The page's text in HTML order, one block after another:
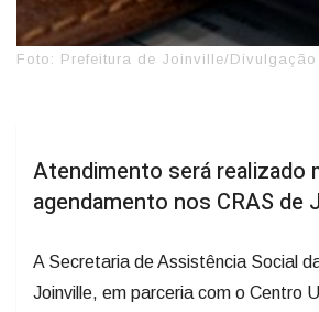
Foto: Prefeitura de Joinville/Divulgação
Atendimento será realizado
agendamento nos CRAS de
A Secretaria de Assistência Social
Joinville, em parceria com o Centro